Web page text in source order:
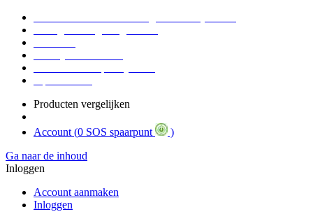
Producten vergelijken
Account (0 SOS spaarpunt
)
Ga naar de inhoud
Inloggen
Account aanmaken
Inloggen